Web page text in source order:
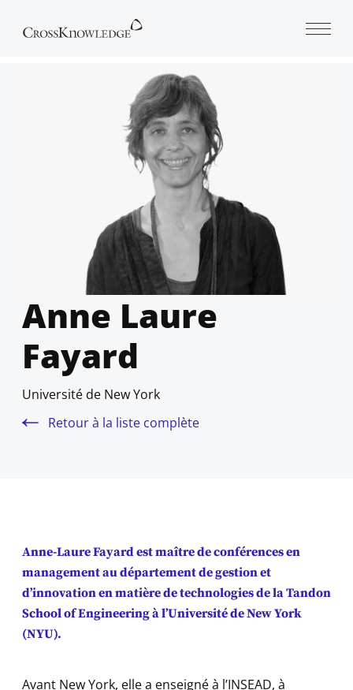
Anne Laure
Fayard
Université de New York
Retour à la liste complète
Anne-Laure Fayard estmaître de conférences en
managementau département de gestion et
d’innovation en matière de technologies de laTandon
School of Engineering à l’Université de New York
(NYU).
Avant New York, elle a enseigné à l’INSEAD, à